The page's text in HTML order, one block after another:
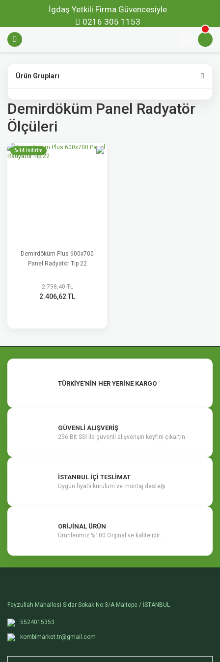
İgdaş Yetkili Firma Güvencesiyle
0216 305 1153
Ürün Grupları
Demirdöküm Panel Radyatör
Ölçüleri
%14 indirim
Demirdöküm Plus 600x700
Panel Radyatör Tip 22
2.798,40 TL
2.406,62 TL
TÜRKİYE'NİN HER YERİNE KARGO
GÜVENLİ ALIŞVERİŞ
256 Bit SSl ile güvenli alışverişin keyfini çıkartın.
İSTANBUL İÇİ TESLİMAT
Uygun fiyatlı kurulum ve montaj desteği
ORİJİNAL ÜRÜN
Ürünlerimiz %100 Orijinal ve kalitelidir.
Feyzullah Mahallesi Sidar Sokak No:3/A Maltepe / İSTANBUL
5524015353
kombimarket.tr@gmail.com